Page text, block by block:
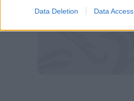
Data Deletion Data Access